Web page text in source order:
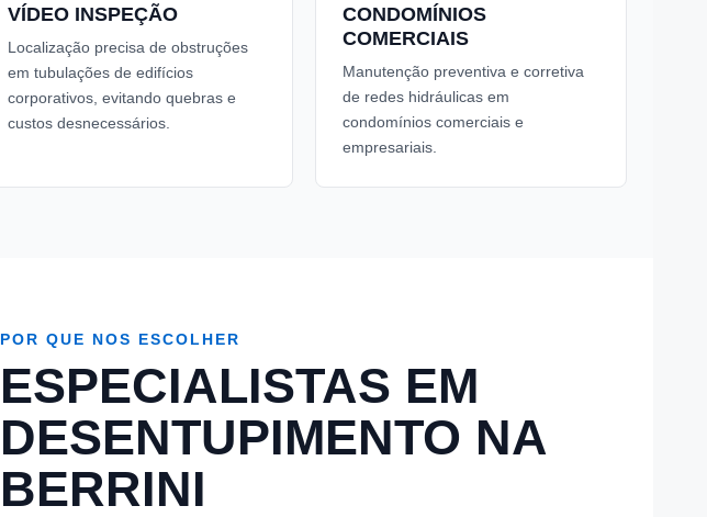
VÍDEO INSPEÇÃO
Localização precisa de obstruções
em tubulações de edifícios
corporativos, evitando quebras e
custos desnecessários.
CONDOMÍNIOS
COMERCIAIS
Manutenção preventiva e corretiva
de redes hidráulicas em
condomínios comerciais e
empresariais.
POR QUE NOS ESCOLHER
ESPECIALISTAS EM
DESENTUPIMENTO NA
BERRINI